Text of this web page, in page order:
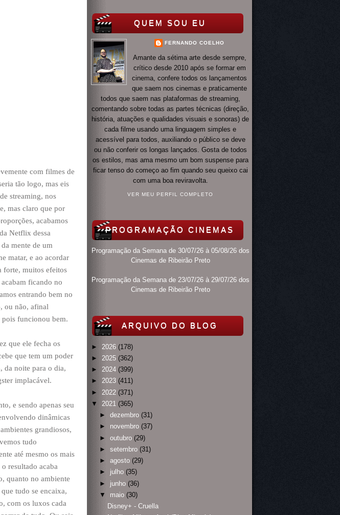
com filmes de
tão logo, mas eis
streaming, nos
mas claro que por
acabamos
Netflix dessa
mente de um
matar, e ao acordar
forte, muitos efeitos
ficando no
entrando bem no
ou não, afinal
pois funcionou bem.
que ele fecha os
que tem um poder
da noite para o dia,
implacável.
e sendo apenas seu
dinâmicas
grandiosos,
tudo
até mesmo os mais
resultado acaba
quanto no ambiente
tudo se encaixa,
com os luxos cada
QUEM SOU EU
FERNANDO COELHO
Amante da sétima arte desde sempre,
crítico desde 2010 após se formar em
cinema, confere todos os lançamentos
que saem nos cinemas e praticamente
todos que saem nas plataformas de streaming,
comentando sobre todas as partes técnicas (direção,
história, atuações e qualidades visuais e sonoras) de
cada filme usando uma linguagem simples e
acessível para todos, auxiliando o público se deve
ou não conferir os longas lançados. Gosta de todos
os estilos, mas ama mesmo um bom suspense para
ficar tenso do começo ao fim quando seu queixo cai
com uma boa reviravolta.
VER MEU PERFIL COMPLETO
PROGRAMAÇÃO CINEMAS
Programação da Semana de 30/07/26 à 05/08/26 dos
Cinemas de Ribeirão Preto
Programação da Semana de 23/07/26 à 29/07/26 dos
Cinemas de Ribeirão Preto
ARQUIVO DO BLOG
► 2026 (178)
► 2025 (362)
► 2024 (399)
► 2023 (411)
► 2022 (371)
▼
2021 (365)
► dezembro (31)
► novembro (37)
► outubro (29)
► setembro (31)
► agosto (29)
► julho (35)
► junho (36)
▼
maio (30)
Disney+ - Cruella